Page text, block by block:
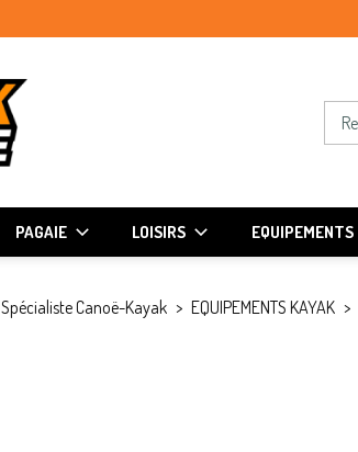
PAGAIE LOISIRS EQUIPEMENTS
Spécialiste Canoë-Kayak EQUIPEMENTS KAYAK